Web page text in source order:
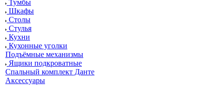
Тумбы
Шкафы
Столы
Стулья
Кухни
Кухонные уголки
Подъёмные механизмы
Ящики подкроватные
Спальный комплект Данте
Аксессуары